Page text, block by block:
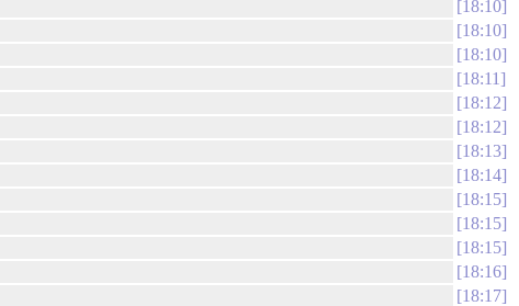
18:10
18:10
18:10
18:11
18:12
18:12
18:13
18:14
18:15
18:15
18:15
18:16
18:17